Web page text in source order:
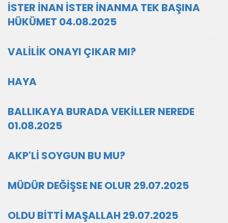
İSTER İNAN İSTER İNANMA TEK BAŞINA
HÜKÜMET 04.08.2025
VALİLİK ONAYI ÇIKAR MI?
HAYA
BALLIKAYA BURADA VEKİLLER NEREDE
01.08.2025
AKP'Lİ SOYGUN BU MU?
MÜDÜR DEĞİŞSE NE OLUR 29.07.2025
OLDU BİTTİ MAŞALLAH 29.07.2025